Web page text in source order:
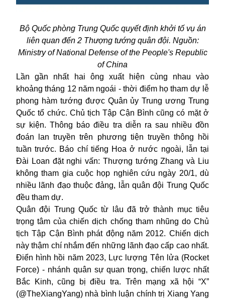
Bộ Quốc phòng Trung Quốc quyết định khởi tố vụ án
liên quan đến 2 Thượng tướng quân đội. Nguồn:
Ministry of National Defense of the People's Republic
of China
Lần gần nhất hai ông xuất hiện cùng nhau vào
khoảng tháng 12 năm ngoái - thời điểm họ tham dự lễ
phong hàm tướng được Quân ủy Trung ương Trung
Quốc tổ chức. Chủ tịch Tập Cận Bình cũng có mặt ở
sự kiện. Thông báo điều tra diễn ra sau nhiều đồn
đoán lan truyền trên phương tiện truyền thông hồi
tuần trước. Báo chí tiếng Hoa ở nước ngoài, lẫn tại
Đài Loan đặt nghi vấn: Thượng tướng Zhang và Liu
không tham gia cuộc họp nghiên cứu ngày 20/1, dù
nhiều lãnh đạo thuộc đảng, lẫn quân đội Trung Quốc
đều tham dự.
Quân đội Trung Quốc từ lâu đã trở thành mục tiêu
trọng tâm của chiến dịch chống tham nhũng do Chủ
tịch Tập Cận Bình phát động năm 2012. Chiến dịch
này thậm chí nhắm đến những lãnh đạo cấp cao nhất.
Điển hình hồi năm 2023, Lực lượng Tên lửa (Rocket
Force) - nhánh quân sự quan trọng, chiến lược nhất
Bắc Kinh, cũng bị điều tra. Trên mạng xã hội “X”
(@TheXiangYang) nhà bình luận chính trị Xiang Yang